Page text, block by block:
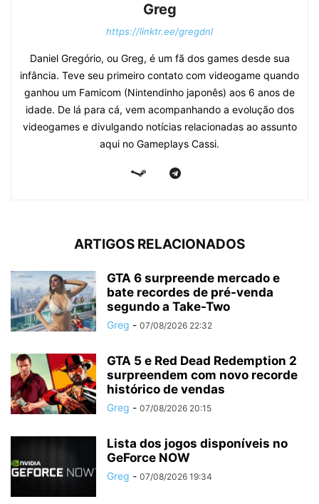
Greg
https://linktr.ee/gregdnl
Daniel Gregório, ou Greg, é um fã dos games desde sua
infância. Teve seu primeiro contato com videogame quando
ganhou um Famicom (Nintendinho japonês) aos 6 anos de
idade. De lá para cá, vem acompanhando a evolução dos
videogames e divulgando notícias relacionadas ao assunto
aqui no Gameplays Cassi.
ARTIGOS RELACIONADOS
GTA 6 surpreende mercado e
bate recordes de pré-venda
segundo a Take-Two
Greg - 07/08/2026 22:32
GTA 5 e Red Dead Redemption 2
surpreendem com novo recorde
histórico de vendas
Greg - 07/08/2026 20:15
Lista dos jogos disponíveis no
GeForce NOW
Greg - 07/08/2026 19:34